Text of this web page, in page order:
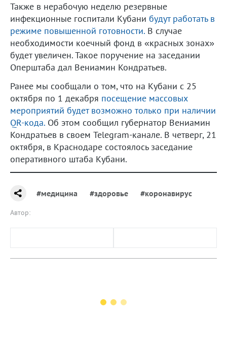
Также в нерабочую неделю резервные
инфекционные госпитали Кубани будут работать в
режиме повышенной готовности. В случае
необходимости коечный фонд в «красных зонах»
будет увеличен. Такое поручение на заседании
Оперштаба дал Вениамин Кондратьев.
Ранее мы сообщали о том, что на Кубани с 25
октября по 1 декабря посещение массовых
мероприятий будет возможно только при наличии
QR-кода. Об этом сообщил губернатор Вениамин
Кондратьев в своем Telegram-канале. В четверг, 21
октября, в Краснодаре состоялось заседание
оперативного штаба Кубани.
#медицина #здоровье #коронавирус
Автор: